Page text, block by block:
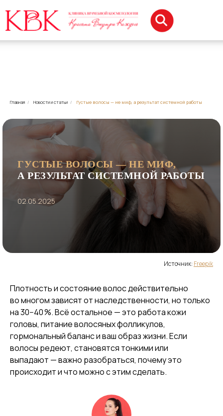
Главная / Новости и статьи / Густые волосы — не миф, а результат системной работы
ГУСТЫЕ ВОЛОСЫ — НЕ МИФ,
А РЕЗУЛЬТАТ СИСТЕМНОЙ РАБОТЫ
02.05.2025
Источник:Freepik
Плотность и состояние волос действительно
во многом зависят от наследственности, но только
на 30−40 %. Всё остальное — это работа кожи
головы, питание волосяных фолликулов,
гормональный баланс и ваш образ жизни. Если
волосы редеют, становятся тонкими или
выпадают — важно разобраться, почему это
происходит и что можно с этим сделать.